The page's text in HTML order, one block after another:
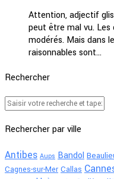
Attention, adjectif
peut être mal vu.
modérés. Mais dans
raisonnables sont…
Rechercher
Rechercher par ville
Antibes Aups Bandol
Cagnes-sur-Mer Callas